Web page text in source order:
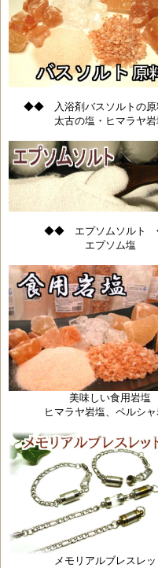
◆◆ 入浴剤バスソルトの
太古の塩・ヒマラヤ岩
◆◆ エプソムソル
エプソム塩
美味しい食用岩塩
ヒマラヤ岩塩、ペルシ
メモリアルブレスレッ